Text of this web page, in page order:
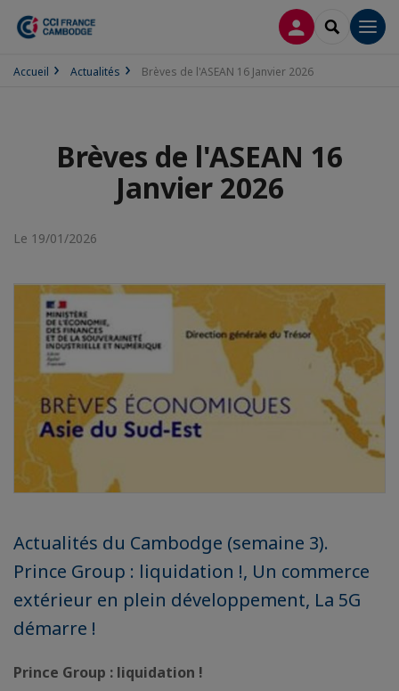
CONNEXION
Accueil Actualités Brèves de l'ASEAN 16 Janvier 2026
Brèves de l'ASEAN 16
Janvier 2026
Le 19/01/2026
Actualités du Cambodge (semaine 3).
Prince Group : liquidation !, Un commerce
extérieur en plein développement, La 5G
démarre !
Prince Group : liquidation !